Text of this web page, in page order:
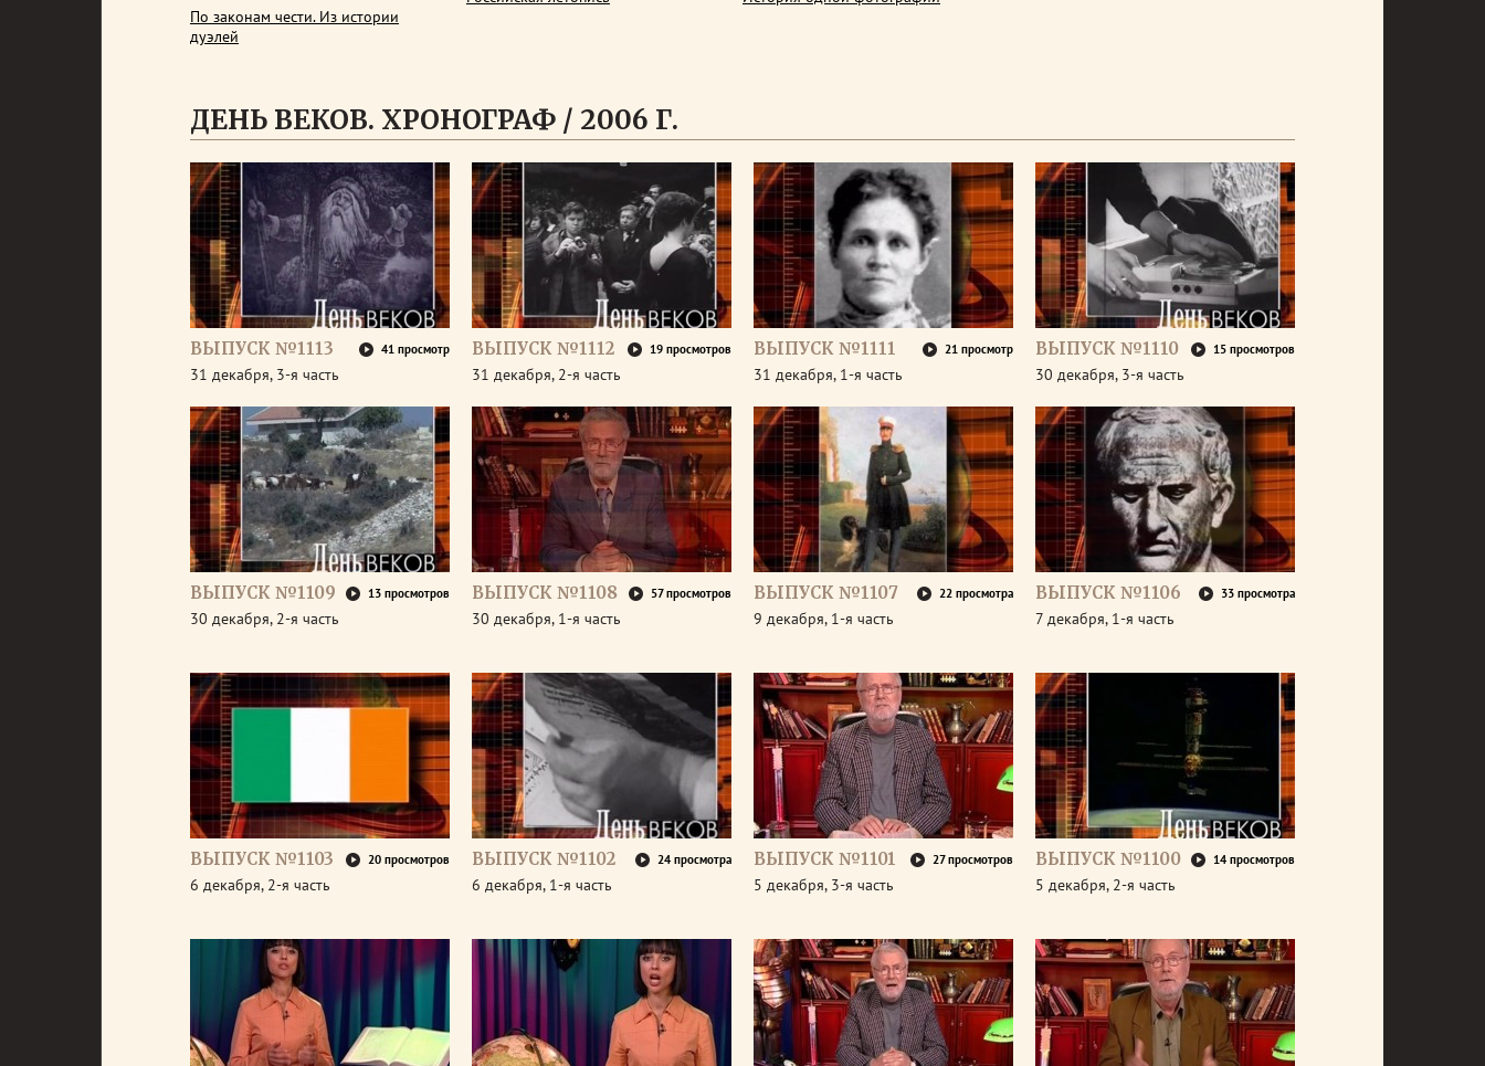
По законам чести. Из истории
дуэлей
ДЕНЬ ВЕКОВ. ХРОНОГРАФ / 2006 Г.
ВЫПУСК №1113 41 просмотр
31 декабря, 3-я часть
ВЫПУСК №1112 19 просмотров
31 декабря, 2-я часть
ВЫПУСК №1111 21 просмотр
31 декабря, 1-я часть
ВЫПУСК №1110 15 просмотров
30 декабря, 3-я часть
ВЫПУСК №1109 13 просмотров
30 декабря, 2-я часть
ВЫПУСК №1108 57 просмотров
30 декабря, 1-я часть
ВЫПУСК №1107 22 просмотра
9 декабря, 1-я часть
ВЫПУСК №1106 33 просмотра
7 декабря, 1-я часть
ВЫПУСК №1103 20 просмотров
6 декабря, 2-я часть
ВЫПУСК №1102 24 просмотра
6 декабря, 1-я часть
ВЫПУСК №1101 27 просмотров
5 декабря, 3-я часть
ВЫПУСК №1100 14 просмотров
5 декабря, 2-я часть